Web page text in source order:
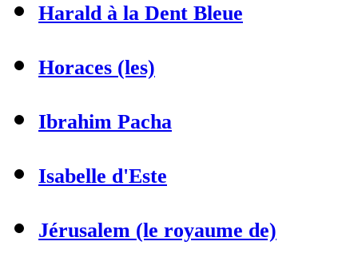
Harald à la Dent Bleue
Horaces (les)
Ibrahim Pacha
Isabelle d'Este
Jérusalem (le royaume de)